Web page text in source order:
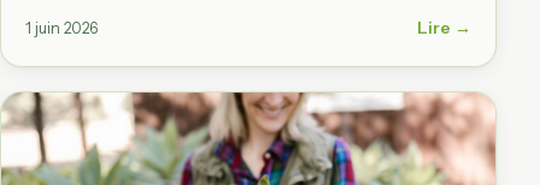
1 juin 2026 Lire →